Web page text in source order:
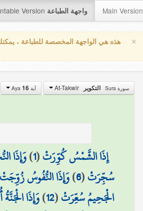
Version واجهة الطباعة Main Version
× هذه هي الواجهة المخصصة للطباعة ،
سورة Sura التكوير آية Aya 16
إِذَا الشَّمْسُ كُوِّرَتْ(
1
)وَإِذَا
سُجِّرَتْ(
6
)وَإِذَا النُّفُوسُ زُوِّجَتْ
الْجَحِيمُ سُعِّرَتْ(
12
)وَإِذَا